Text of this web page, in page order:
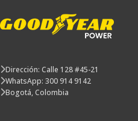
Dirección: Calle 128 #45-21
WhatsApp: 300 914 9142
Bogotá, Colombia